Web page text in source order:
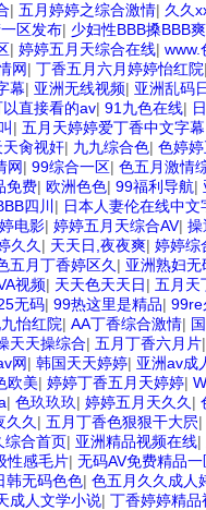
| 五月婷婷之综合激情| 久久
区发布| 少妇性BBB搡BBB
| 婷婷五月天综合在线| www.
网| 丁香五月六月婷婷怡红院
幕| 亚洲无线视频| 亚洲乱码
以直接看的av| 91九色在线|
| 五月天婷婷爱丁香中文字幕
天肏视奸| 九九综合色| 色婷
网| 99综合一区| 色五月激情
免费| 欧洲色色| 99福利导航|
四川 | 日本人妻伦在线中文
电影| 婷婷五月天综合AV| 操
久久 | 天天日,夜夜爽| 婷婷综
五月丁香婷区久 | 亚洲熟妇无
视频| 天天色天天日| 五月天
无码| 99热这里是精品| 99re
怡红院| AA丁香综合激情|
天天操综合| 五月丁香六月片
网| 韩国天天婷婷| 亚洲av成
欧美| 婷婷丁香五月天婷婷|
| 色玖玖玖| 婷婷五月天久久 |
久久 | 五月丁香色狠狠干大屄|
综合首页| 亚洲精品视频在线|
性感毛片| 无码AV免费精品
韩无码色色| 色五月久久成人
成人文学小说| 丁香婷婷精品